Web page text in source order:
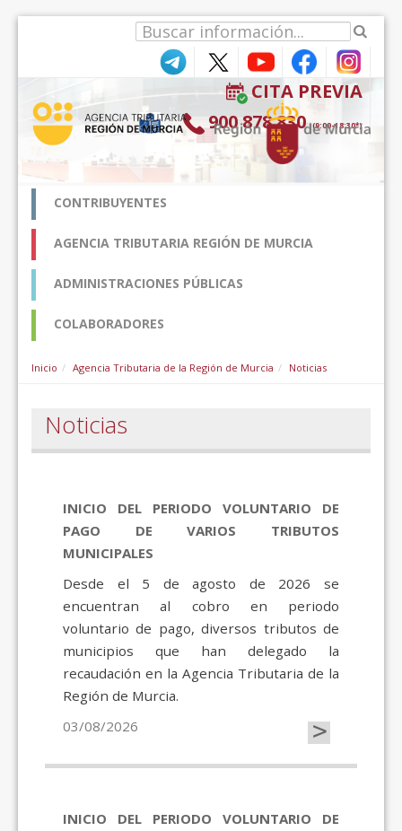
CITA PREVIA
900 878 830 (9:00-18:30*)
CONTRIBUYENTES
AGENCIA TRIBUTARIA REGIÓN DE MURCIA
ADMINISTRACIONES PÚBLICAS
COLABORADORES
Inicio Agencia Tributaria de la Región de Murcia Noticias
Noticias
INICIO DEL PERIODO VOLUNTARIO DE
PAGO DE VARIOS TRIBUTOS
MUNICIPALES
Desde el 5 de agosto de 2026 se
encuentran al cobro en periodo
voluntario de pago, diversos tributos de
municipios que han delegado la
recaudación en la Agencia Tributaria de la
Región de Murcia.
03/08/2026
>
INICIO DEL PERIODO VOLUNTARIO DE